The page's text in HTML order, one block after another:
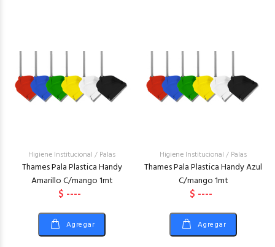
Higiene Institucional / Palas
Thames Pala Plastica Handy
Amarillo C/mango 1mt
$ ----
Agregar
Higiene Institucional / Palas
Thames Pala Plastica Handy Azul
C/mango 1mt
$ ----
Agregar